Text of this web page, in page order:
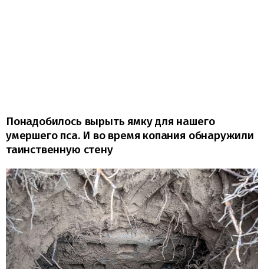
Понадобилось вырыть ямку для нашего
умершего пса. И во время копания обнаружили
таинственную стену